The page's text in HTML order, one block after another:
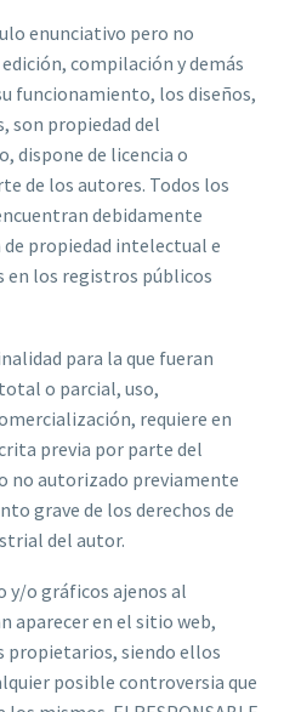
enunciativo pero no
compilación y demás
funcionamiento, los diseños,
son propiedad del
dispone de licencia o
de los autores. Todos los
debidamente
propiedad intelectual e
los registros públicos
para la que fueran
o parcial, uso,
requiere en
previa por parte del
no autorizado previamente
grave de los derechos de
del autor.
y/o gráficos ajenos al
aparecer en el sitio web,
propietarios, siendo ellos
posible controversia que